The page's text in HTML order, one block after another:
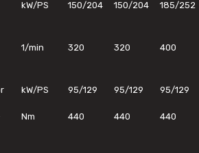
kW/PS 150/204 150/204 185/252
1/min 320 320 400
kW/PS 95/129 95/129 95/129
Nm 440 440 440